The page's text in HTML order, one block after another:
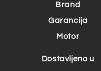
Brand
Garancija
Motor
Dostavljeno u